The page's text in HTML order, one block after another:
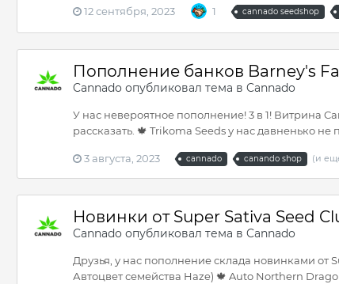
12 сентября, 2023 1 cannado seedshop
Пополнение банков Barney's
Cannado опубликовал тема в Cannado
У нас невероятное пополнение! 3 в 1! Витрина
рассказать. 🍁 Trikoma Seeds у нас давненько
3 августа, 2023 cannado canando shop (и
Новинки от Super Sativa Seed
Cannado опубликовал тема в Cannado
Друзья, у нас пополнение склада новинками от
Автоцвет семейства Haze) 🍁 Auto Northern